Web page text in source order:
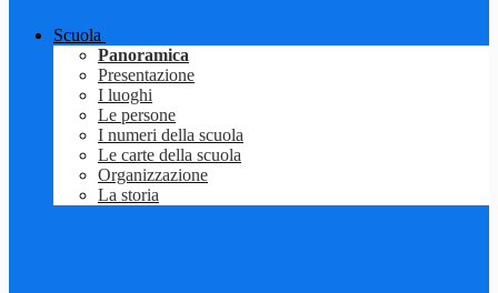
Scuola
Panoramica
Presentazione
I luoghi
Le persone
I numeri della scuola
Le carte della scuola
Organizzazione
La storia